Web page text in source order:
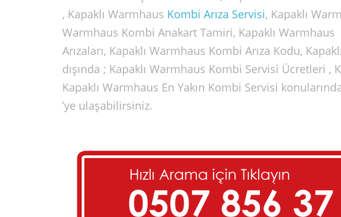
, Kapaklı Warmhaus Kombi Arıza Servisi, Kapaklı
Warmhaus Kombi Anakart Tamiri, Kapaklı
Arızaları, Kapaklı Warmhaus Kombi Arıza Kodu,
dışında ; Kapaklı Warmhaus Kombi Servisi Ücretleri
Kapaklı Warmhaus En Yakın Kombi Servisi
’ye ulaşabilirsiniz.